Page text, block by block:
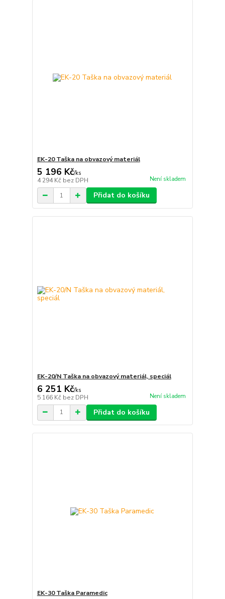
EK-20 Taška na obvazový materiál
5 196 Kč/ks
4 294 Kč bez DPH Není skladem
Přidat do košíku
EK-20/N Taška na obvazový materiál, speciál
6 251 Kč/ks
5 166 Kč bez DPH Není skladem
Přidat do košíku
EK-30 Taška Paramedic